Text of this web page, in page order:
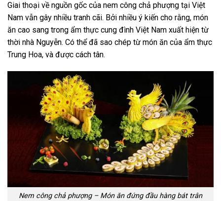
Giai thoại về nguồn gốc của nem công chả phượng tại Việt
Nam vẫn gây nhiều tranh cãi. Bởi nhiều ý kiến cho rằng, món
ăn cao sang trong ẩm thực cung đình Việt Nam xuất hiện từ
thời nhà Nguyễn. Có thể đã sao chép từ món ăn của ẩm thực
Trung Hoa, và được cách tân.
Nem công chả phượng – Món ăn đứng đầu hàng bát trân